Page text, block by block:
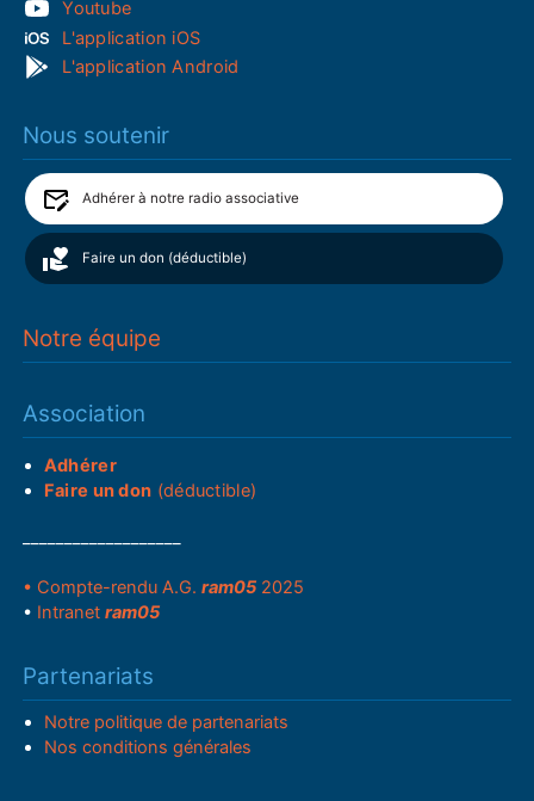
Youtube
L'application iOS
L'application Android
Nous soutenir
Adhérer à notre radio associative
Faire un don (déductible)
Notre équipe
Association
Adhérer
Faire un don (déductible)
• Compte-rendu A.G.ram05 2025
• Intranetram05
Partenariats
Notre politique de partenariats
Nos conditions générales